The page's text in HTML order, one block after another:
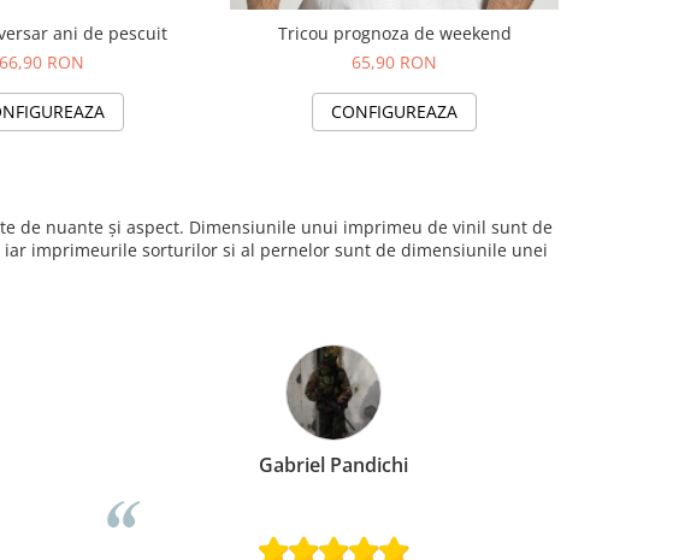
ani de pescuit
66,90 RON
Tricou prognoza de weekend
65,90 RON
CONFIGUREAZA
de nuante și aspect. Dimensiunile unui imprimeu de vinil sunt de
imprimeurile sorturilor si al pernelor sunt de dimensiunile unei
Gabriel Pandichi